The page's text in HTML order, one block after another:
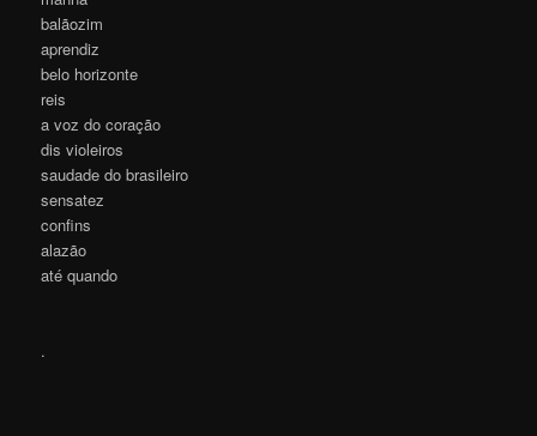
balãozim
aprendiz
belo horizonte
reis
a voz do coração
dis violeiros
saudade do brasileiro
sensatez
confins
alazão
até quando
.